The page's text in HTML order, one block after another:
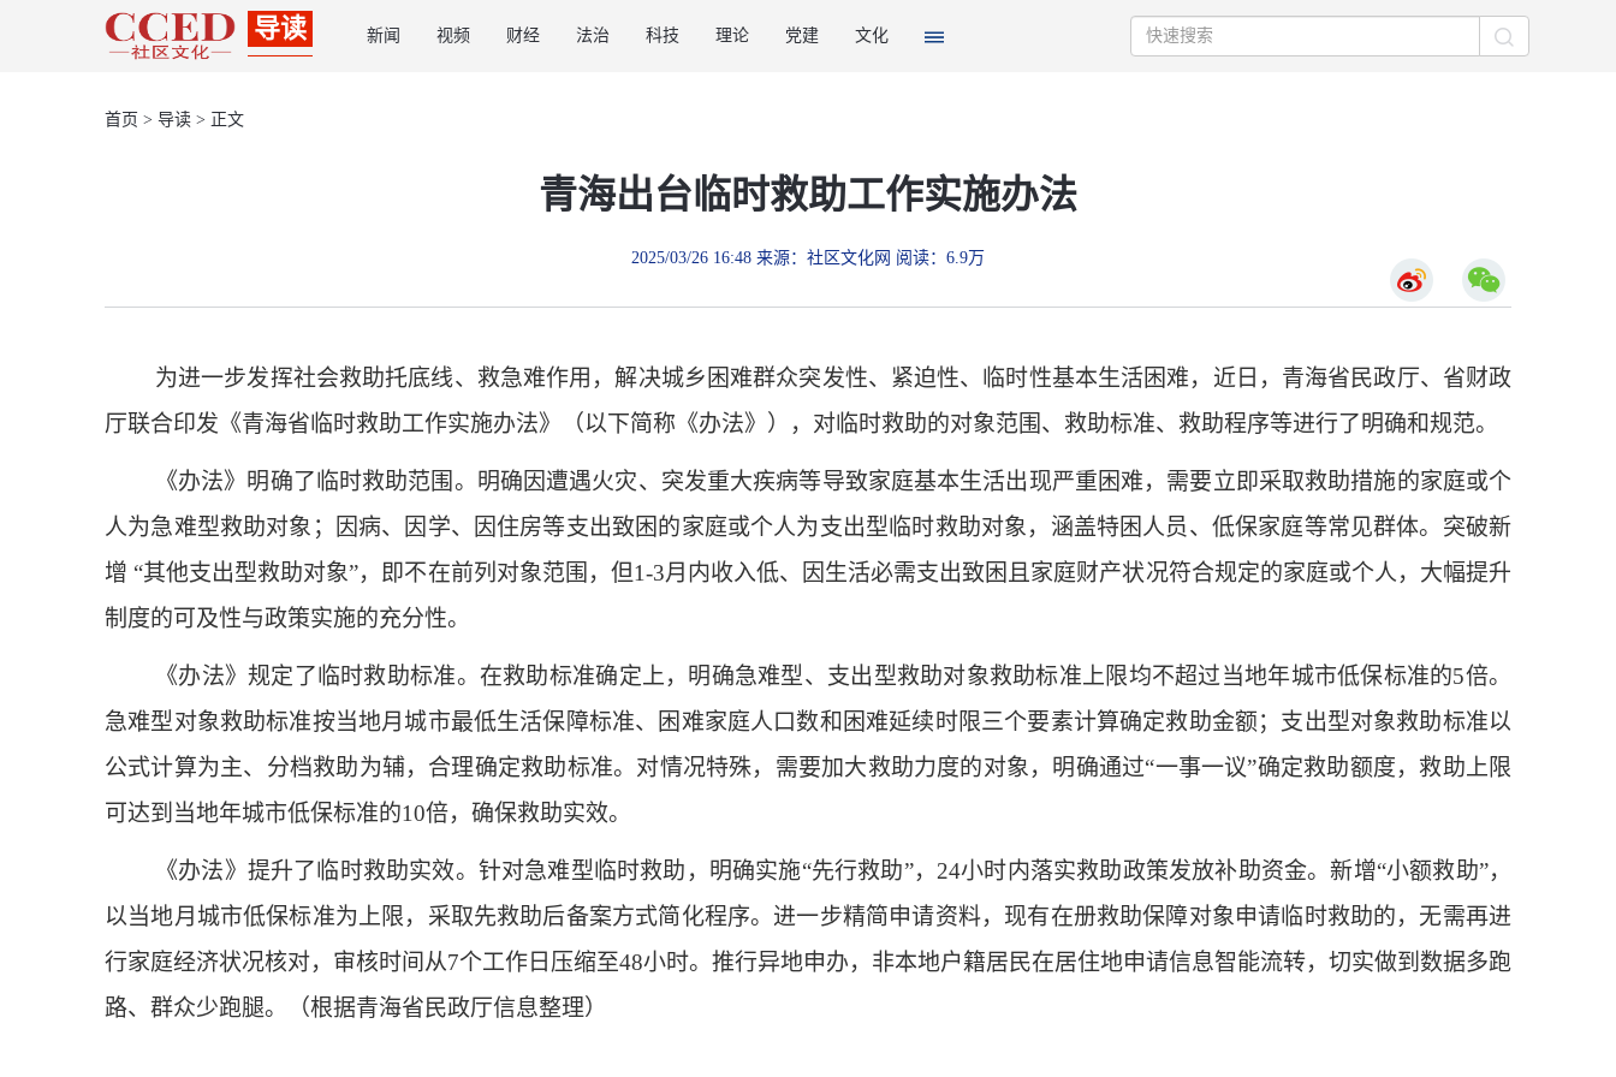
导读 新闻 视频 财经 法治 科技 理论 党建 文化
首页 > 导读 > 正文
青海出台临时救助工作实施办法
2025/03/26 16:48 来源：社区文化网 阅读：6.9万
为进一步发挥社会救助托底线、救急难作用，解决城乡困难群众突发性、紧迫性、临时性基本生活困难，近日，青海省民政厅、省财政
厅联合印发《青海省临时救助工作实施办法》（以下简称《办法》），对临时救助的对象范围、救助标准、救助程序等进行了明确和规范。
《办法》明确了临时救助范围。明确因遭遇火灾、突发重大疾病等导致家庭基本生活出现严重困难，需要立即采取救助措施的家庭或个
人为急难型救助对象；因病、因学、因住房等支出致困的家庭或个人为支出型临时救助对象，涵盖特困人员、低保家庭等常见群体。突破新
增 “其他支出型救助对象”，即不在前列对象范围，但1-3月内收入低、因生活必需支出致困且家庭财产状况符合规定的家庭或个人，大幅提升
制度的可及性与政策实施的充分性。
《办法》规定了临时救助标准。在救助标准确定上，明确急难型、支出型救助对象救助标准上限均不超过当地年城市低保标准的5倍。
急难型对象救助标准按当地月城市最低生活保障标准、困难家庭人口数和困难延续时限三个要素计算确定救助金额；支出型对象救助标准以
公式计算为主、分档救助为辅，合理确定救助标准。对情况特殊，需要加大救助力度的对象，明确通过“一事一议”确定救助额度，救助上限
可达到当地年城市低保标准的10倍，确保救助实效。
《办法》提升了临时救助实效。针对急难型临时救助，明确实施“先行救助”，24小时内落实救助政策发放补助资金。新增“小额救助”，
以当地月城市低保标准为上限，采取先救助后备案方式简化程序。进一步精简申请资料，现有在册救助保障对象申请临时救助的，无需再进
行家庭经济状况核对，审核时间从7个工作日‌压缩至‌48小时‌。推行异地申办，非本地户籍居民在居住地申请信息智能流转，切实做到数据多跑
路、群众少跑腿。（根据青海省民政厅信息整理）